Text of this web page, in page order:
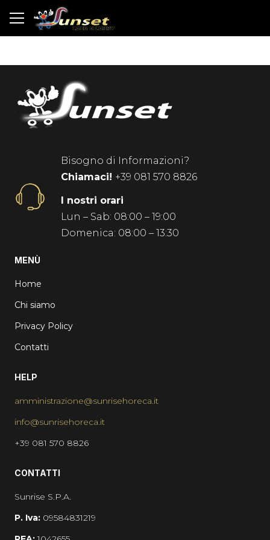
Bisogno di Informazioni?
Chiamaci! +39 081 570 8826
I nostri orari
Lun – Sab: 08:00 – 19:00
Domenica: 08:00 – 13:30
MENÙ
Home
Chi siamo
Privacy Policy
Contatti
HELP
amministrazione@sunrisehoreca.it
info@sunrisehoreca.it
+39 081 570 8826
CONTATTI
Sunrise S.P.A.
P. Iva: 09584831219